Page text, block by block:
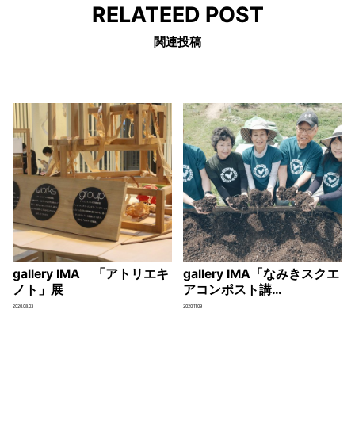
RELATEED POST
関連投稿
gallery IMA 「アトリエキ
ノト」展
2020.08.03
gallery IMA「なみきスクエ
アコンポスト講…
2020.11.09